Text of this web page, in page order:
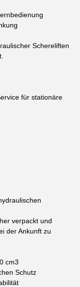
Schereliften
für stationäre
verpackt und
der Ankunft zu
cm3
Schutz